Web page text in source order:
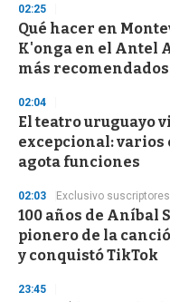
d
s
o
f
3
s
e
c
o
n
02:25
Qué hacer en
K'onga en el Antel
más recomendados
02:04
El teatro uruguayo
excepcional: varios
agota funciones
02:03 Exclusivo suscriptores
100 años de Aníbal
pionero de la
y conquistó TikTok
23:45